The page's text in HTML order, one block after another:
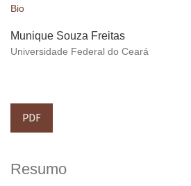
Bio
Munique Souza Freitas
Universidade Federal do Ceará
PDF
Resumo